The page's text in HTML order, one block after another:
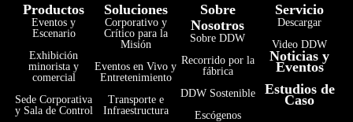
Productos
Eventos y
Escenario
Exhibición
minorista y
comercial
Sede Corporativa
y Sala de Control
Soluciones
Corporativo y
Crítico para la
Misión
Eventos en Vivo y
Entretenimiento
Transporte e
Infraestructura
Sobre
Nosotros
Sobre DDW
Recorrido por la
fábrica
DDW Sostenible
Escógenos
Servicio
Descargar
Video DDW
Noticias y
Eventos
Estudios de
Caso